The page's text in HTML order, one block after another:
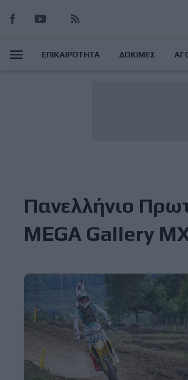
προς
κυρίως
MainΕΠΙΚΑΙΡΟΤΗΤΑ ΔΟΚΙΜΕΣ
Πανελλήνιο
MEGA Gallery